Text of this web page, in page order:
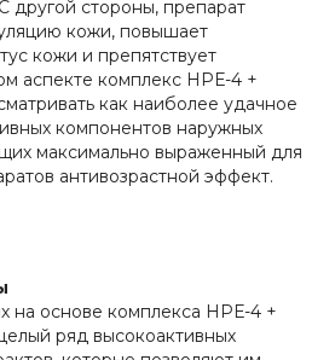
другой стороны, препарат
кожи, повышает
кожи и препятствует
аспекте комплекс НРЕ-4 +
как наиболее удачное
компонентов наружных
максимально выраженный для
антивозрастной эффект.
на основе комплекса НРЕ-4 +
ряд высокоактивных